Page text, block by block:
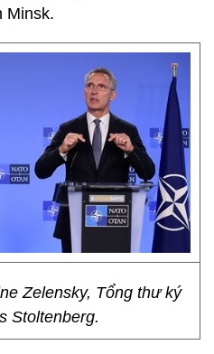
Minsk.
Zelensky, Tổng thư ký
Stoltenberg.